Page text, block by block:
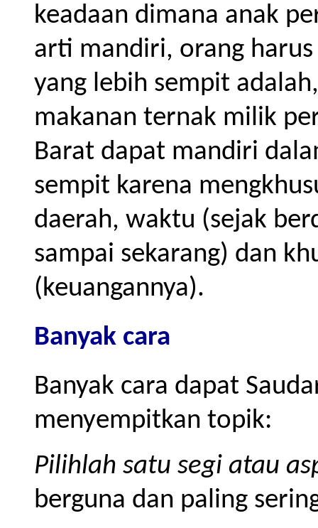
keadaan dimana anak
arti mandiri, orang
yang lebih sempit
makanan ternak milik
Barat dapat mandiri
sempit karena
daerah, waktu (sejak
sampai sekarang) dan
(keuangannya).
Banyak cara
Banyak cara dapat
menyempitkan topik:
Pilihlah satu segi atau
berguna dan paling